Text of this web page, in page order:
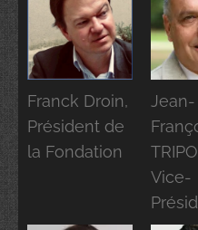
Franck Droin,
Président de
la Fondation
Jean-
Vice-